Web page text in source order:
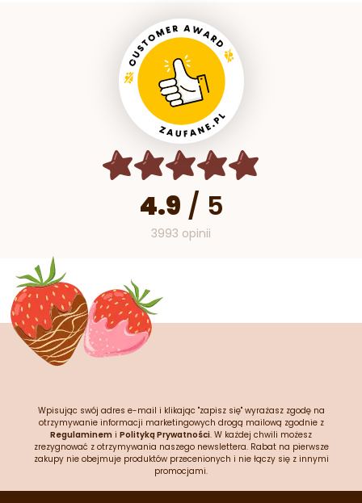
4.9 / 5
3993 opinii
Wpisując swój adres e-mail i klikając "zapisz się" wyrażasz zgodę na
otrzymywanie informacji marketingowych drogą mailową zgodnie z
Regulaminem i Polityką Prywatności. W każdej chwili możesz
zrezygnować z otrzymywania naszego newslettera. Rabat na pierwsze
zakupy nie obejmuje produktów przecenionych i nie łączy się z innymi
promocjami.